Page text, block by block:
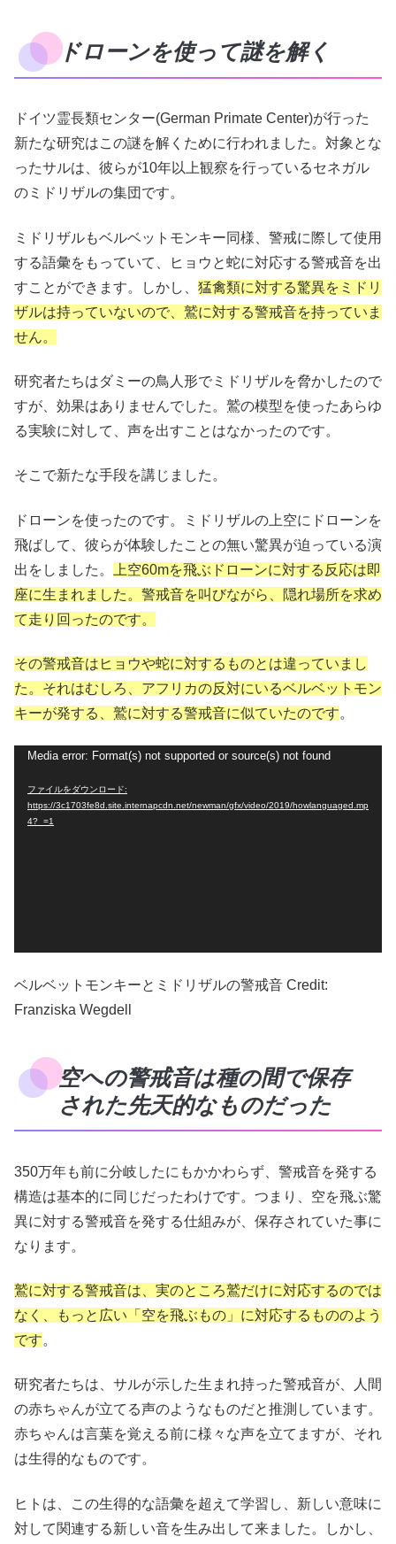
ドローンを使って謎を解く
ドイツ霊長類センター(German Primate Center)が行った
新たな研究はこの謎を解くために行われました。対象とな
ったサルは、彼らが10年以上観察を行っているセネガル
のミドリザルの集団です。
ミドリザルもベルベットモンキー同様、警戒に際して使用
する語彙をもっていて、ヒョウと蛇に対応する警戒音を出
すことができます。しかし、 猛禽類に対する驚異をミドリ
ザルは持っていないので、鷲に対する警戒音を持っていま
せん。
研究者たちはダミーの鳥人形でミドリザルを脅かしたので
すが、効果はありませんでした。鷲の模型を使ったあらゆ
る実験に対して、声を出すことはなかったのです。
そこで新たな手段を講じました。
ドローンを使ったのです。ミドリザルの上空にドローンを
飛ばして、彼らが体験したことの無い驚異が迫っている演
出をしました。
上空60mを飛ぶドローンに対する反応は即
座に生まれました。警戒音を叫びながら、隠れ場所を求め
て走り回ったのです。
その警戒音はヒョウや蛇に対するものとは違っていまし
た。それはむしろ、アフリカの反対にいるベルベットモン
キーが発する、鷲に対する警戒音に似ていたのです。
Media error: Format(s) not supported or source(s) not found
ファイルをダウンロード:
https://3c1703fe8d.site.internapcdn.net/newman/gfx/video/2019/howlanguaged.mp
4?_=1
ベルベットモンキーとミドリザルの警戒音 Credit:
Franziska Wegdell
空への警戒音は種の間で保存
された先天的なものだった
350万年も前に分岐したにもかかわらず、警戒音を発する
構造は基本的に同じだったわけです。つまり、空を飛ぶ驚
異に対する警戒音を発する仕組みが、保存されていた事に
なります。
鷲に対する警戒音は、実のところ鷲だけに対応するのでは
なく、もっと広い「空を飛ぶもの」に対応するもののよう
です。
研究者たちは、サルが示した生まれ持った警戒音が、人間
の赤ちゃんが立てる声のようなものだと推測しています。
赤ちゃんは言葉を覚える前に様々な声を立てますが、それ
は生得的なものです。
ヒトは、この生得的な語彙を超えて学習し、新しい意味に
対して関連する新しい音を生み出して来ました。しかし、